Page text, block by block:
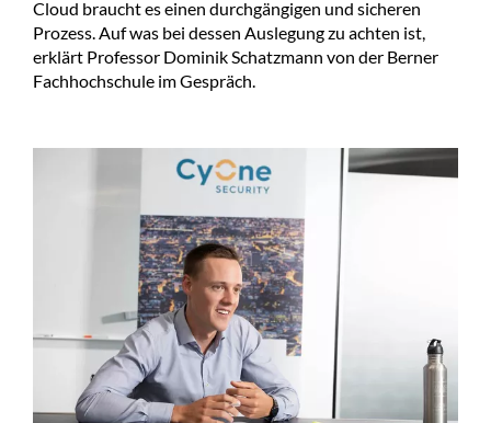
Cloud braucht es einen durchgängigen und sicheren
Prozess. Auf was bei dessen Auslegung zu achten ist,
erklärt Professor Dominik Schatzmann von der Berner
Fachhochschule im Gespräch.